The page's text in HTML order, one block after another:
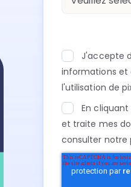
J'accepte
informations et
l'utilisation de
En
et traite mes
consulter notre